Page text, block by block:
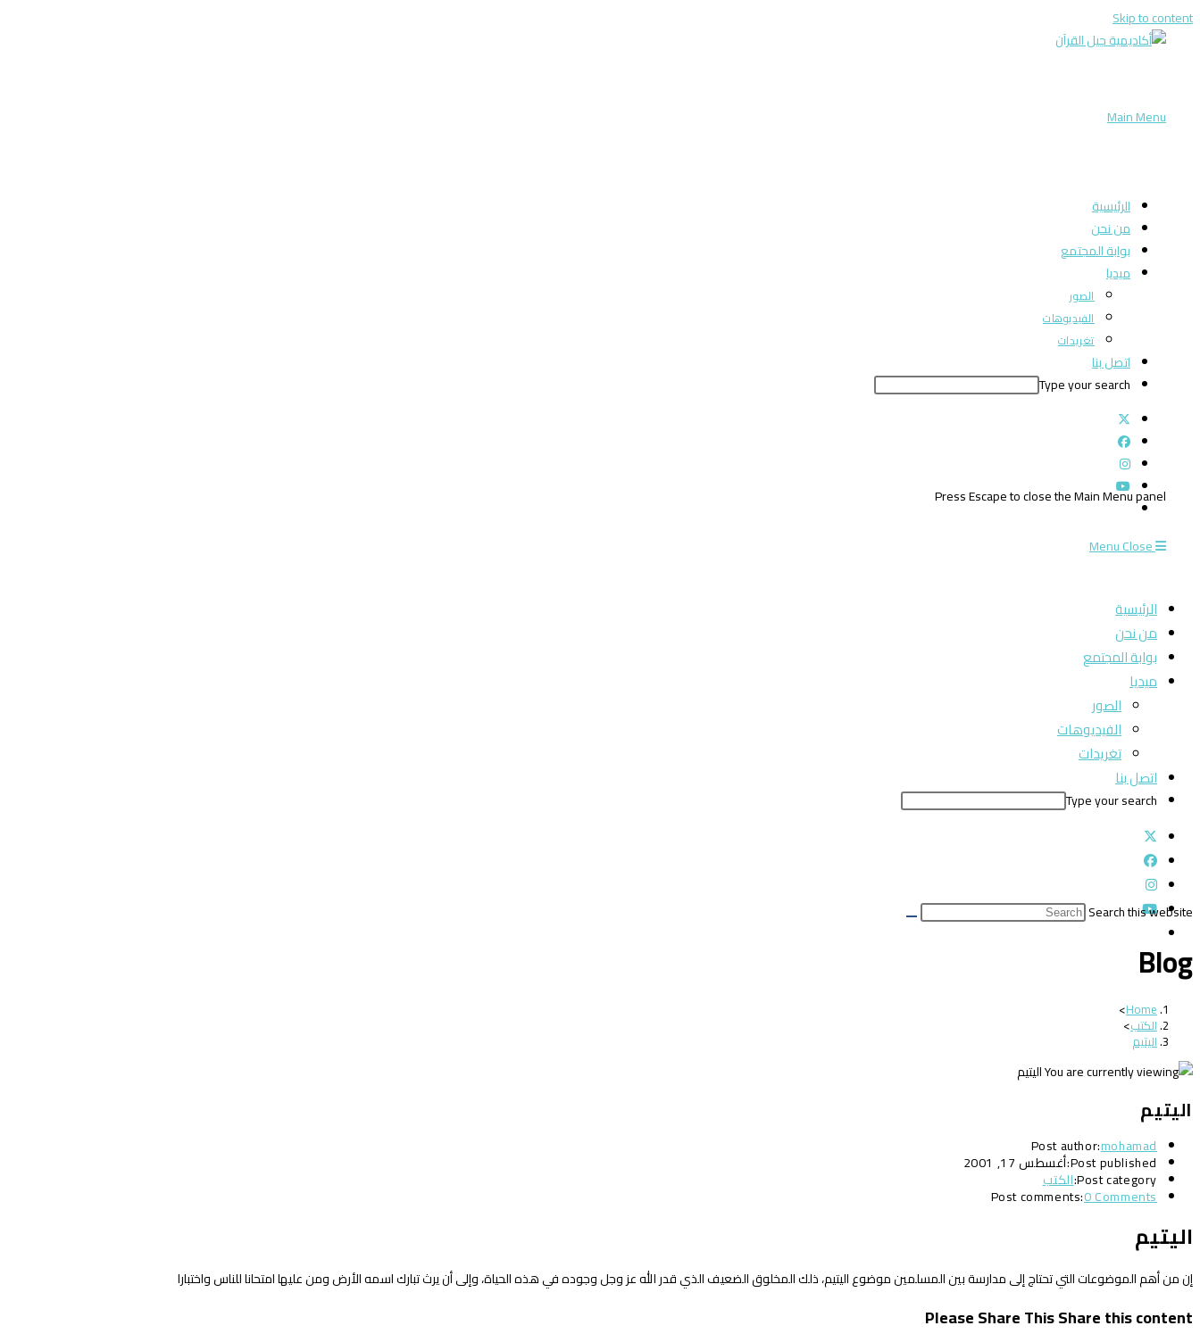
Skip to content
Main Menu
الرئيسية
من نحن
بوابة المجتمع
ميديا
الصور
الفيديوهات
تغريدات
اتصل بنا
Type your search
Press Escape to close the Main Menu panel
MenuClose
الرئيسية
من نحن
بوابة المجتمع
ميديا
الصور
الفيديوهات
تغريدات
اتصل بنا
Type your search
Search this website
Blog
Home
>
الكتب>
اليتيم
اليتيم
Post author:mohamad
Post published:أغسطس 17, 2001
Post category:الكتب
Post comments:0 Comments
اليتيم
إن من أهم الموضوعات التي تحتاج إلى مدارسة بين المسلمين موضوع اليتيم، ذلك المخلوق الضعيف الذي قدر الله عز وجل وجوده في هذه الحياة، وإلى أن يرث تبارك اسمه الأرض ومن عليها امتحانا للناس واختبارا
Please Share ThisShare this content